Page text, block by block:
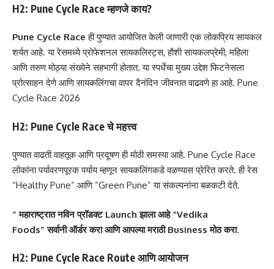
H2: Pune Cycle Race म्हणजे काय?
Pune Cycle Race ही पुण्यात आयोजित केली जाणारी एक लोकप्रिय सायकल
शर्यत आहे. या रेसमध्ये प्रोफेशनल सायकलिस्ट्स, हौशी सायकलप्रेमी, महिला
आणि तरुण मोठ्या संख्येने सहभागी होतात. या स्पर्धेचा मुख्य उद्देश फिटनेसला
प्रोत्साहन देणे आणि सायकलिंगचा वापर दैनंदिन जीवनात वाढवणे हा आहे. Pune
Cycle Race 2026
H2: Pune Cycle Race चे महत्त्व
पुण्यात वाढती वाहतूक आणि प्रदूषण ही मोठी समस्या आहे. Pune Cycle Race
लोकांना पर्यावरणपूरक पर्याय म्हणून सायकलिंगकडे वळण्यास प्रेरित करते. ही रेस
“Healthy Pune” आणि “Green Pune” या संकल्पनांना बळकटी देते.
” महाराष्ट्रात नविन प्रॉडक्ट Launch झाला आहे “Vedika
Foods”सर्वानी ऑर्डर करा आणि आपल्या मराठी Business मोठ करा.
H2: Pune Cycle Race Route आणि आयोजन